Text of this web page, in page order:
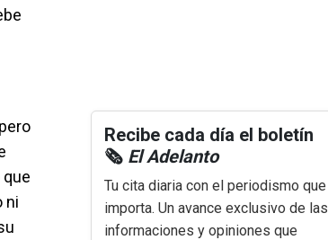
ni
Recibe cada día el boletín
🗞️ El Adelanto
Tu cita diaria con el periodismo que
importa. Un avance exclusivo de las
informaciones y opiniones que